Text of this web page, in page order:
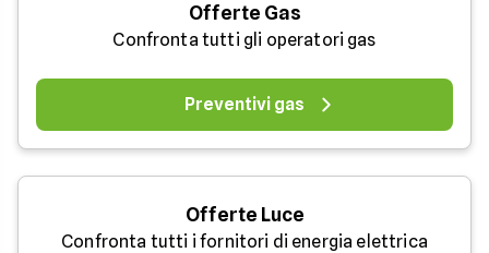
Offerte Gas
Confronta tutti gli operatori gas
Preventivi gas
Offerte Luce
Confronta tutti i fornitori di energia elettrica